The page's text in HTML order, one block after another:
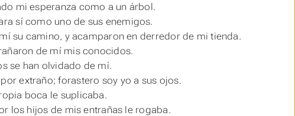
mi esperanza como a un árbol.
sí como uno de sus enemigos.
su camino, y acamparon en derredor de mi tienda.
de mí mis conocidos.
se han olvidado de mí.
extraño; forastero soy yo a sus ojos.
boca le suplicaba.
los hijos de mis entrañas le rogaba.